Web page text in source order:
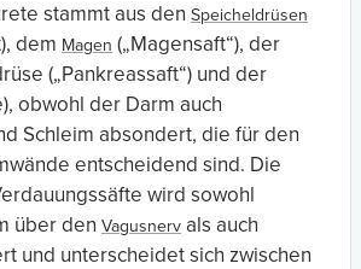
stammt aus den Speicheldrüsen
dem Magen („Magensaft“), der
(„Pankreassaft“) und der
obwohl der Darm auch
Schleim absondert, die für den
entscheidend sind. Die
wird sowohl
über den Vagusnerv als auch
und unterscheidet sich zwischen